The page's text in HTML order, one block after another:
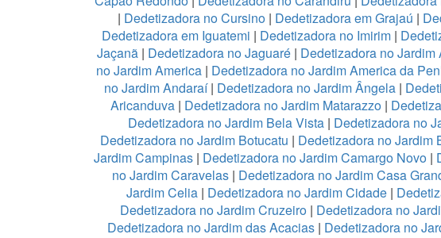
| Dedetizadora no Cursino| Dedetizadora em Grajaú |
Dedetizadora em Iguatemi | Dedetizadora no Imirim |
Jaçanã | Dedetizadora no Jaguaré | Dedetizadora no Jardim
no Jardim America | Dedetizadora no Jardim America da
no Jardim Andaraí| Dedetizadora no Jardim Ângela |
Aricanduva| Dedetizadora no Jardim Matarazzo|
Dedetizadora no Jardim Bela Vista| Dedetizadora no
Dedetizadora no Jardim Botucatu | Dedetizadora no Jardim
Jardim Campinas | Dedetizadora no Jardim Camargo Novo |
no Jardim Caravelas| Dedetizadora no Jardim Casa
Jardim Celia| Dedetizadora no Jardim Cidade|
Dedetizadora no Jardim Cruzeiro| Dedetizadora no
Dedetizadora no Jardim das Acacias | Dedetizadora no